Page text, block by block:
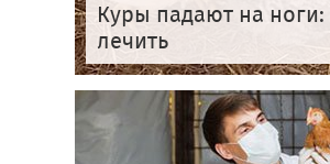
Куры падают на ноги:
лечить